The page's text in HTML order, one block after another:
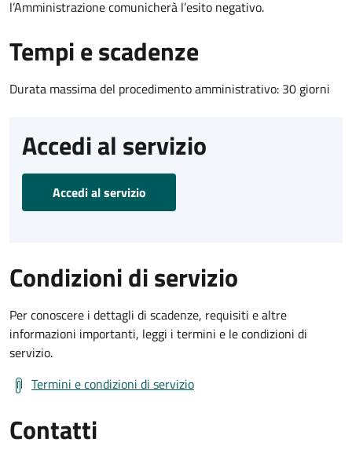
l’Amministrazione comunicherà l’esito negativo.
Tempi e scadenze
Durata massima del procedimento amministrativo: 30 giorni
Accedi al servizio
Accedi al servizio
Condizioni di servizio
Per conoscere i dettagli di scadenze, requisiti e altre
informazioni importanti, leggi i termini e le condizioni di
servizio.
Termini e condizioni di servizio
Contatti